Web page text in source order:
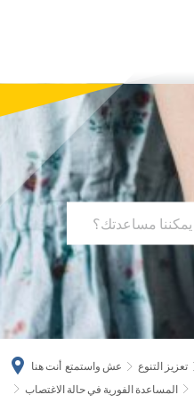
أنت هنا عش واستمتع تعزيز التنوع
المساعدة الفورية في حالة الاغتصاب